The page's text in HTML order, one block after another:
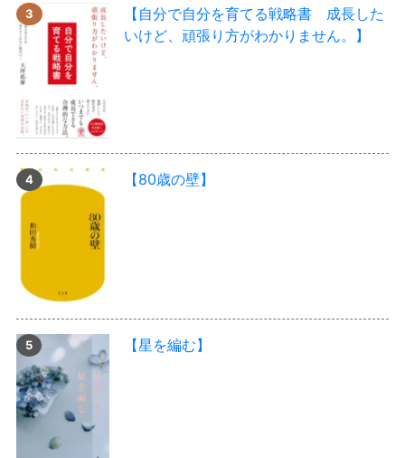
【自分で自分を育てる戦略書 成長した
いけど、頑張り方がわかりません。】
【80歳の壁】
【星を編む】